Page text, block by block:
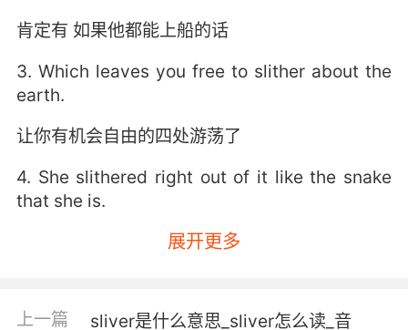
肯定有 如果他都能上船的话
3. Which leaves you free to slither about the
earth.
让你有机会自由的四处游荡了
4. She slithered right out of it like the snake
that she is.
被这个狡滑的蛇蝎妇人脱罪了
always slithers free.
展开更多
上一篇
sliver是什么意思_sliver怎么读_音